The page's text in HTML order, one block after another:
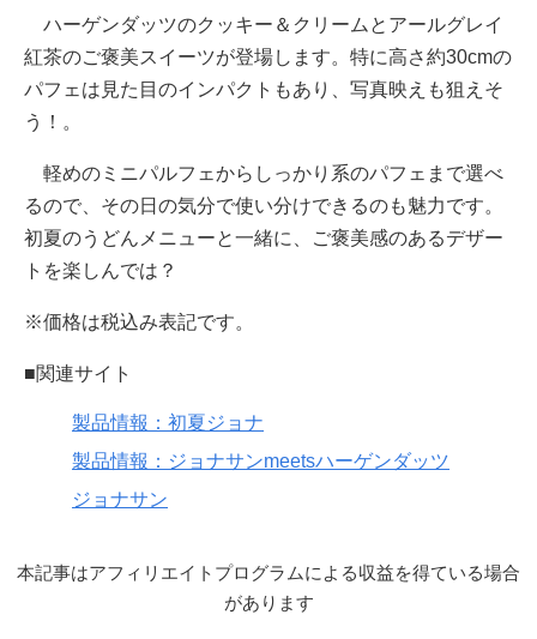
ハーゲンダッツのクッキー＆クリームとアールグレイ
紅茶のご褒美スイーツが登場します。特に高さ約30cmの
パフェは見た目のインパクトもあり、写真映えも狙えそ
う！。
軽めのミニパルフェからしっかり系のパフェまで選べ
るので、その日の気分で使い分けできるのも魅力です。
初夏のうどんメニューと一緒に、ご褒美感のあるデザー
トを楽しんでは？
※価格は税込み表記です。
■関連サイト
製品情報：初夏ジョナ
製品情報：ジョナサンmeetsハーゲンダッツ
ジョナサン
本記事はアフィリエイトプログラムによる収益を得ている場合
があります